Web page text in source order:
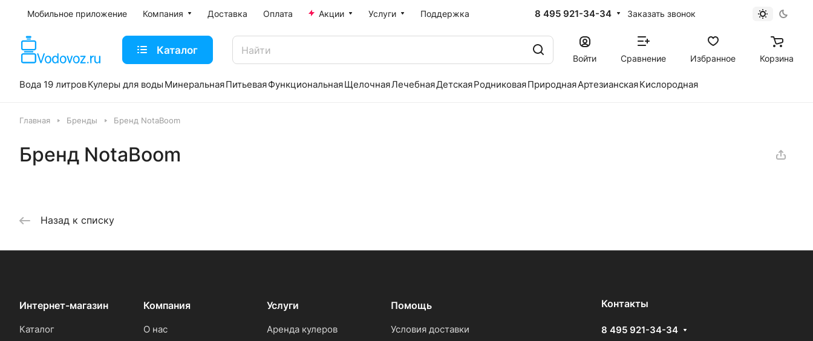
Мобильное приложение Компания Доставка Оплата Акции Услуги Поддержка 8 495 921-34-34 Заказать звонок
Каталог
Войти Сравнение Избранное Корзина
Вода 19 литровКулеры для воды МинеральнаяПитьеваяФункциональнаяЩелочнаяЛечебнаяДетскаяРодниковаяПрироднаяАртезианскаяКислородная
Главная Бренды Бренд NotaBoom
Бренд NotaBoom
Назад к списку
Интернет-магазин
Каталог
Компания
О нас
Услуги
Аренда кулеров
Помощь
Условия доставки
Контакты
8 495 921-34-34